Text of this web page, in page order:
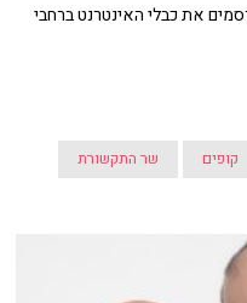
את כבלי האינטרנט ברחבי
קופים שר התקשורת